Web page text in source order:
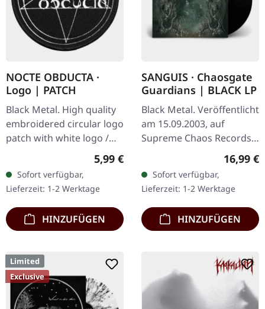
NOCTE OBDUCTA ·
Logo | PATCH
Black Metal. High quality
embroidered circular logo
patch with white logo /
embroidered edge. Size
ca. 10 cm diameter
Regulärer Preis:
5,99 €
Sofort verfügbar,
Lieferzeit: 1-2 Werktage
HINZUFÜGEN
SANGUIS · Chaosgate
Guardians | BLACK LP
Black Metal. Veröffentlicht
am 15.09.2003, auf
Supreme Chaos Records.
Schwarzes 180g Vinyl,
limitiert auf nur 333
handnummeriertes
Exemplare. Das…
16,99 €
Sofort verfügbar,
Lieferzeit: 1-2 Werktage
HINZUFÜGEN
Limited
Exclusive